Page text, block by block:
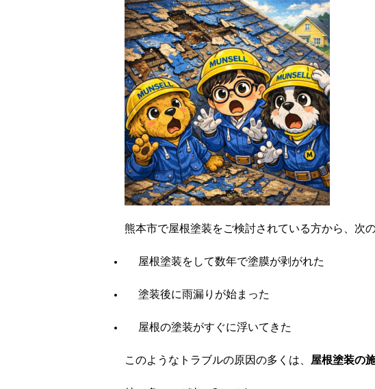
熊本市で屋根塗装をご検討されている方から、次
屋根塗装をして数年で塗膜が剥がれた
塗装後に雨漏りが始まった
屋根の塗装がすぐに浮いてきた
このようなトラブルの原因の多くは、 屋根塗装の